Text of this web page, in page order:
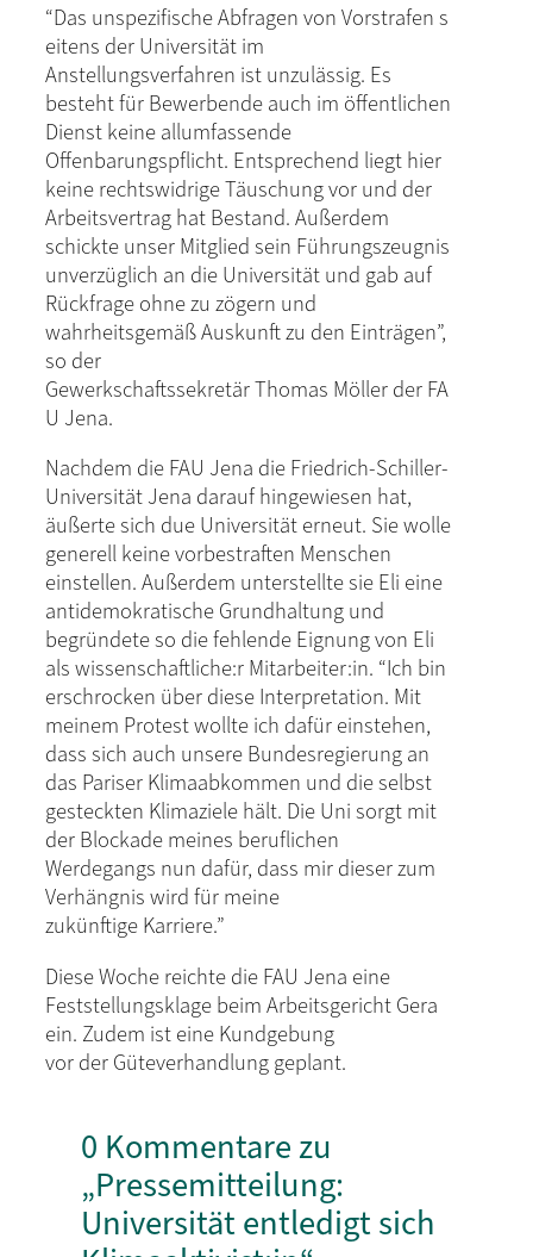
“Das unspezifische Abfragen von Vorstrafen s
eitens der Universität im
Anstellungsverfahren ist unzulässig. Es
besteht für Bewerbende auch im öffentlichen
Dienst keine allumfassende
Offenbarungspflicht. Entsprechend liegt hier
keine rechtswidrige Täuschung vor und der
Arbeitsvertrag hat Bestand. Außerdem
schickte unser Mitglied sein Führungszeugnis
unverzüglich an die Universität und gab auf
Rückfrage ohne zu zögern und
wahrheitsgemäß Auskunft zu den Einträgen”,
so der
Gewerkschaftssekretär Thomas Möller der FA
U Jena.
Nachdem die FAU Jena die Friedrich-Schiller-
Universität Jena darauf hingewiesen hat,
äußerte sich due Universität erneut. Sie wolle
generell keine vorbestraften Menschen
einstellen. Außerdem unterstellte sie Eli eine
antidemokratische Grundhaltung und
begründete so die fehlende Eignung von Eli
als wissenschaftliche:r Mitarbeiter:in. “Ich bin
erschrocken über diese Interpretation. Mit
meinem Protest wollte ich dafür einstehen,
dass sich auch unsere Bundesregierung an
das Pariser Klimaabkommen und die selbst
gesteckten Klimaziele hält. Die Uni sorgt mit
der Blockade meines beruflichen
Werdegangs nun dafür, dass mir dieser zum
Verhängnis wird für meine
zukünftige Karriere.”
Diese Woche reichte die FAU Jena eine
Feststellungsklage beim Arbeitsgericht Gera
ein. Zudem ist eine Kundgebung
vor der Güteverhandlung geplant.
0 Kommentare zu
„Pressemitteilung:
Universität entledigt sich